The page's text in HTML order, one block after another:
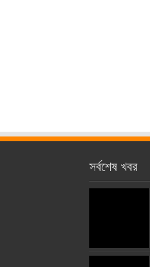
সর্বশেষ খবর